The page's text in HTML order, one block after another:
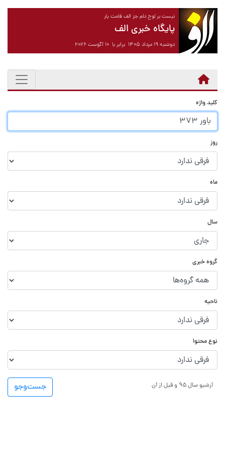
نیست بر لوح دلم جز الف قامت یار
پایگاه خبری الف
دوشنبه ۱۹ مرداد ۱۴۰۵ برابر با ۱۰ آگوست ۲۰۲۶
کلید واژه
روز
ماه
سال
گروه خبری
ناحیه
نوع محتوا
جست‌و‌جو آرشیو سال ۹۵ و قبل از آن